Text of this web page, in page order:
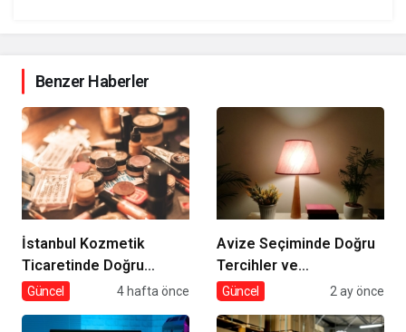
Benzer Haberler
İstanbul Kozmetik
Ticaretinde Doğru
Tedarik
Güncel 4 hafta önce
Avize Seçiminde Doğru
Tercihler ve
Dekorasyona Etkisi
Güncel 2 ay önce